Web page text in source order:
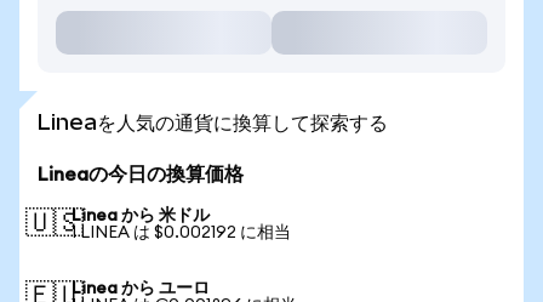
Lineaを人気の通貨に換算して探索する
Lineaの今日の換算価格
🇺🇸Linea から 米ドル
1 LINEA は $0.002192 に相当
Linea から ユーロ